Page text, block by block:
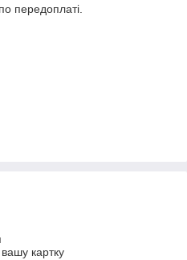
передоплаті.
картку